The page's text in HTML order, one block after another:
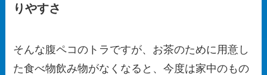
りやすさ
そんな腹ペコのトラですが、お茶のために用意し
た食べ物飲み物がなくなると、今度は家中のもの